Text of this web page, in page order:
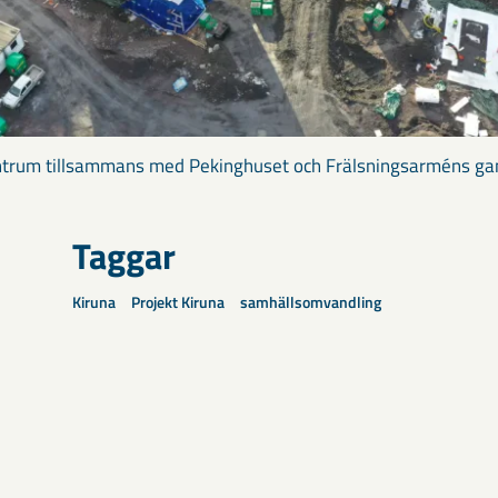
tillsammans med Pekinghuset och Frälsningsarméns
Taggar
Kiruna Projekt Kiruna samhällsomvandling